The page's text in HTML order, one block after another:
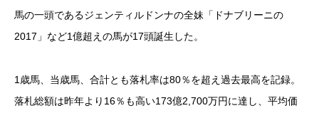
馬の一頭であるジェンティルドンナの全妹「ドナブリーニの
2017」など1億超えの馬が17頭誕生した。
1歳馬、当歳馬、合計とも落札率は80％を超え過去最高を記録。
落札総額は昨年より16％も高い173億2,700万円に達し、平均価